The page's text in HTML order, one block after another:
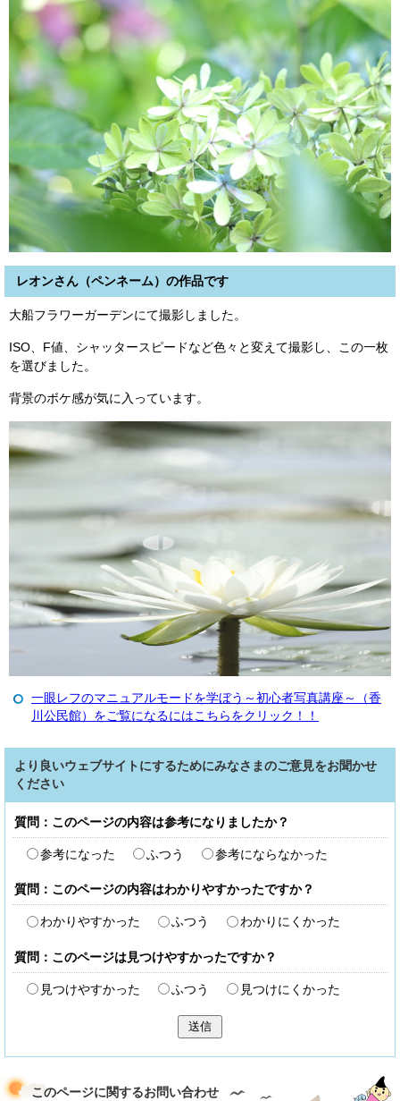
レオンさん（ペンネーム）の作品です
大船フラワーガーデンにて撮影しました。
ISO、F値、シャッタースピードなど色々と変えて撮影し、この一枚
を選びました。
背景のボケ感が気に入っています。
一眼レフのマニュアルモードを学ぼう～初心者写真講座～（香
川公民館）をご覧になるにはこちらをクリック！！
より良いウェブサイトにするためにみなさまのご意見をお聞かせ
ください
質問：このページの内容は参考になりましたか？
参考になった ふつう 参考にならなかった
質問：このページの内容はわかりやすかったですか？
わかりやすかった ふつう わかりにくかった
質問：このページは見つけやすかったですか？
見つけやすかった ふつう 見つけにくかった
送信
このページに関するお問い合わせ